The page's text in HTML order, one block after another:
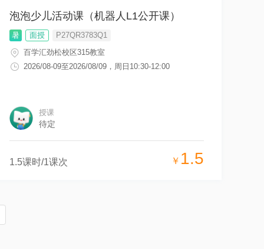
泡泡少儿活动课（机器人L1公开课）
暑 面授
P27QR3783Q1
百学汇劲松校区315教室
2026/08-09至2026/08/09 ， 周日10:30-12:00
授课
待定
1.5课时/1课次 ￥ 1.5